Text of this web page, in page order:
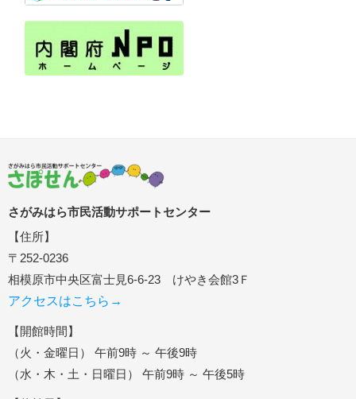
さがみはら市民活動サポートセンター
【住所】
〒252-0236
相模原市中央区富士見6-6-23 けやき会館3Ｆ
アクセスはこちら→
【開館時間】
（火・金曜日） 午前9時 ～ 午後9時
（水・木・土・日曜日） 午前9時 ～ 午後5時